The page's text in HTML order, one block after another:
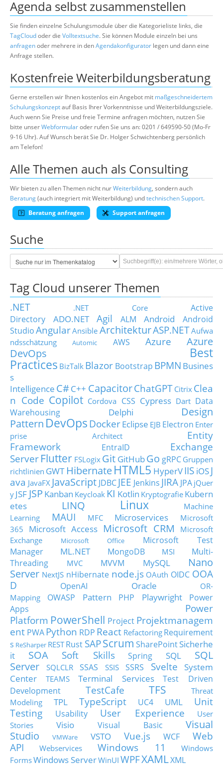
Agenda selbst zusammenstellen
Sie finden einzelne Schulungsmodule über die Kategorieliste links, die
TagCloudoder die Volltextsuche. Sie können Module einzeln bei uns
anfragenoder mehrere in denAgendakonfigurator legen und dann eine
Anfrage stellen.
Kostenfreie Weiterbildungsberatung
Gerne erstellen wir Ihnen kostenlos ein Angebot mit maßgeschneidertem
Schulungskonzeptauf Basis Ihrer Vorkenntnisse und Weiterbildungsziele.
Auch wenn Sie Preise und freie Termine anfragen möchten, nutzen Sie
bitte unserWebformularoder rufen Sie uns an: 0201 / 649590-50 (Mo-Fr
9-16 Uhr). Auf Wunsch berät Sie Dr. Holger Schwichtenberg persönlich
am Telefon!
Alle Themen auch als Consulting
Wir bieten zu allen Themen nicht nurWeiterbildung, sondern auch
Beratung(auch integriert mit Weiterbildung) undtechnischen Support.
Beratung anfragen
Support anfragen
Suche
Tag Cloud unserer Themen
.NET .NET Core
Active
Directory
ADO.NET Agil ALM Android
Android
StudioAngularAnsible ArchitekturASP.NETAufwa
ndsschätzung
Automic AWS Azure
Azure
DevOps
Best
Practices BizTalk Blazor Bootstrap BPMN Busines
s
Intelligence C#C++ CapacitorChatGPT Citrix Clea
n Code Copilot Cordova CSS Cypress Dart Data
Warehousing
Delphi
Design
Pattern DevOps DockerEclipse EJB Electron Enter
prise Architect
Entity
Framework
EntraID
Exchange
Server Flutter FSLogix Git GitHubGo gRPC Gruppen
richtlinien GWT HibernateHTML5 HyperVIIS iOSJ
ava JavaFX JavaScript JDBC JEE Jenkins JIRA JPA jQuer
y JSF JSP Kanban Keycloak KI Kotlin Kryptografie Kubern
etes
LINQ Linux
Machine
Learning
MAUI MFC Microservices
Microsoft
365
Microsoft Access Microsoft CRM
Microsoft
Exchange
Microsoft Office
Microsoft Test
Manager
ML.NET MongoDB MSI
Multi-
Threading
MVC MVVM MySQL
Nano
Server NextJS nHibernate node.js OAuth OIDC OOA
D
OpenAI Oracle
OR-
Mapping
OWASP Pattern PHP Playwright
Power
Apps
Power
Platform PowerShell Project Projektmanagem
ent PWA Python RDP React Refactoring Requirement
s ReSharper RESTRust SAPScrum SharePointSicherhe
it
SOA Soft Skills Spring SQL
SQL
Server
SQLCLR SSAS SSIS SSRS Svelte
System
Center
TEAMS Terminal Services
Test Driven
Development
TestCafe TFS
Threat
Modeling
TPL TypeScript UC4 UML
Unit
Testing
Usability User Experience
User
Stories
Visio Visual Basic
Visual
Studio
VMWare VSTO Vue.js WCF
Web
API
Webservices Windows 11
Windows
FormsWindows ServerWinUI WPFXAMLXML